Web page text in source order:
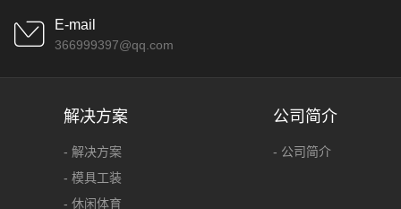
E-mail
366999397@qq.com
解决方案
- 解决方案
- 模具工装
- 休闲体育
公司简介
- 公司简介